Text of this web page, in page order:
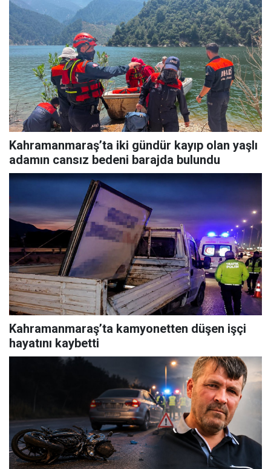
Kahramanmaraş’ta iki gündür kayıp olan yaşlı
adamın cansız bedeni barajda bulundu
Kahramanmaraş’ta kamyonetten düşen işçi
hayatını kaybetti